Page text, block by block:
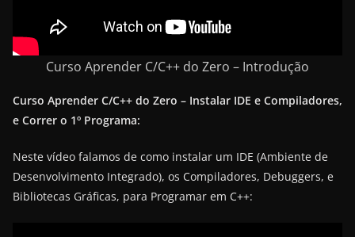
Curso Aprender C/C++ do Zero – Introdução
Curso Aprender C/C++ do Zero – Instalar IDE e Compiladores,
e Correr o 1º Programa:
Neste vídeo falamos de como instalar um IDE (Ambiente de
Desenvolvimento Integrado), os Compiladores, Debuggers, e
Bibliotecas Gráficas, para Programar em C++: